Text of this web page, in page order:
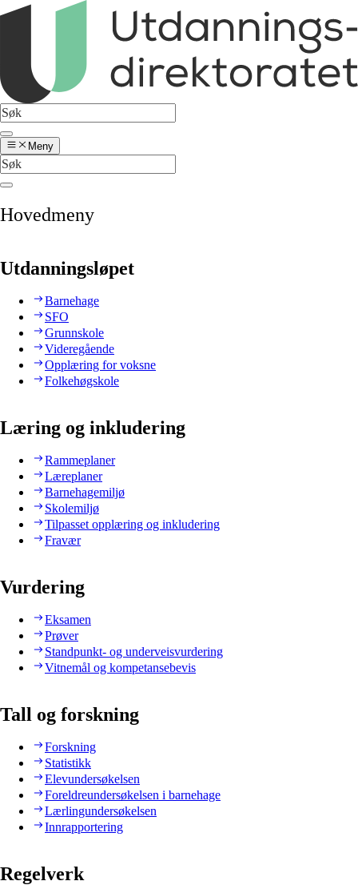
Meny
Hovedmeny
Utdanningsløpet
Barnehage
SFO
Grunnskole
Videregående
Opplæring for voksne
Folkehøgskole
Læring og inkludering
Rammeplaner
Læreplaner
Barnehagemiljø
Skolemiljø
Tilpasset opplæring og inkludering
Fravær
Vurdering
Eksamen
Prøver
Standpunkt- og underveisvurdering
Vitnemål og kompetansebevis
Tall og forskning
Forskning
Statistikk
Elevundersøkelsen
Foreldreundersøkelsen i barnehage
Lærlingundersøkelsen
Innrapportering
Regelverk